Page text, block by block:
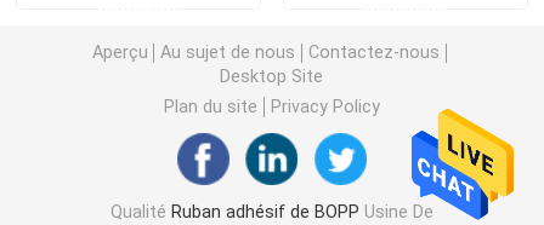
Ruban adhésif de emballage
Ruban adhésif de Polyimide
Ruban adhésif de mousse
Aperçu Au sujet de nous
Contactez-nous
Desktop Site
Plan du site
Privacy Policy
Qualité Ruban adhésif de BOPP Usine De